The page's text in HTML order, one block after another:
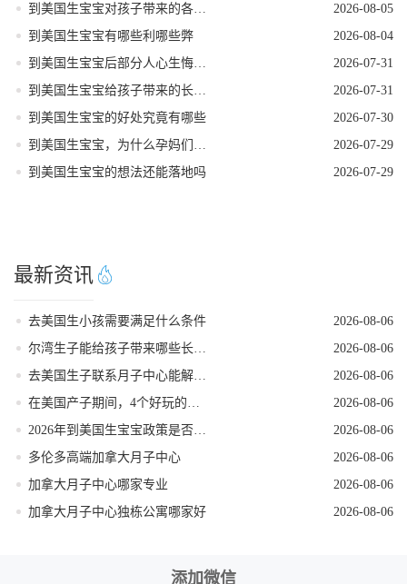
2026-08-05
到美国生宝宝有哪些利哪些弊
2026-08-04
2026-07-31
2026-07-31
到美国生宝宝的好处究竟有哪些
2026-07-30
2026-07-29
到美国生宝宝的想法还能落地吗
2026-07-29
最新资讯
去美国生小孩需要满足什么条件
2026-08-06
2026-08-06
2026-08-06
2026-08-06
2026-08-06
多伦多高端加拿大月子中心
2026-08-06
加拿大月子中心哪家专业
2026-08-06
加拿大月子中心独栋公寓哪家好
2026-08-06
添加微信